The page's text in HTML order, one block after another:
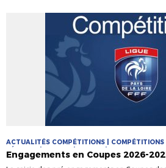
ACTUALITÉS COMPÉTITIONS | COMPÉTITIONS
FÉMININE | FUTSAL | JEUNES | MASCULIN
Engagements en Coupes 2026-